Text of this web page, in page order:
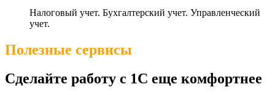
Налоговый учет. Бухгалтерский учет. Управленческий
учет.
Полезные сервисы
Сделайте работу с 1С еще комфортнее